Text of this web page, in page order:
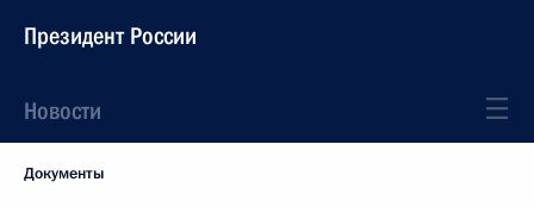
Президент России
Новости
Документы